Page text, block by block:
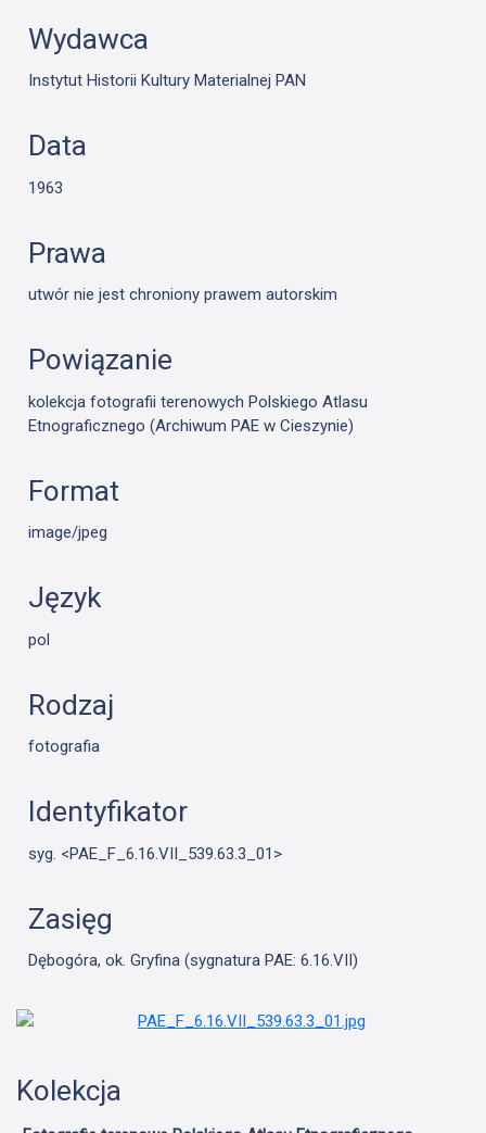
Wydawca
Instytut Historii Kultury Materialnej PAN
Data
1963
Prawa
utwór nie jest chroniony prawem autorskim
Powiązanie
kolekcja fotografii terenowych Polskiego Atlasu
Etnograficznego (Archiwum PAE w Cieszynie)
Format
image/jpeg
Język
pol
Rodzaj
fotografia
Identyfikator
syg. <PAE_F_6.16.VII_539.63.3_01>
Zasięg
Dębogóra, ok. Gryfina (sygnatura PAE: 6.16.VII)
Kolekcja